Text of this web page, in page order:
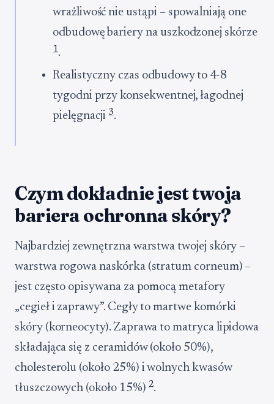
wrażliwość nie ustąpi – spowalniają one
odbudowę bariery na uszkodzonej skórze
1.
Realistyczny czas odbudowy to 4-8
tygodni przy konsekwentnej, łagodnej
pielęgnacji3.
Czym dokładnie jest twoja
bariera ochronna skóry?
Najbardziej zewnętrzna warstwa twojej skóry –
warstwa rogowa naskórka (stratum corneum) –
jest często opisywana za pomocą metafory
„cegieł i zaprawy”. Cegły to martwe komórki
skóry (korneocyty). Zaprawa to matryca lipidowa
składająca się z ceramidów (około 50%),
cholesterolu (około 25%) i wolnych kwasów
tłuszczowych (około 15%) 2.